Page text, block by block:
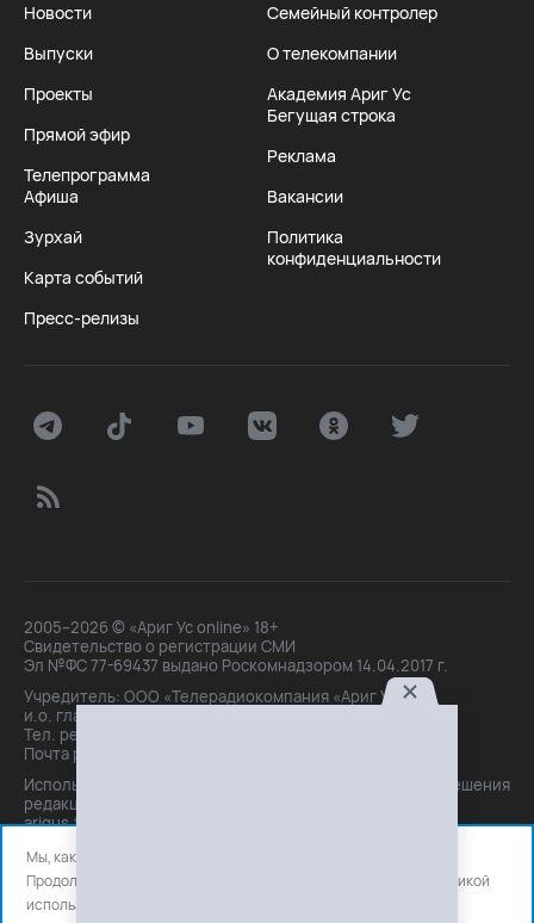
Новости
Выпуски
Проекты
Прямой эфир
Телепрограмма
Афиша
Зурхай
Карта событий
Пресс-релизы
Семейный контролер
О телекомпании
Академия Ариг Ус
Бегущая строка
Реклама
Вакансии
Политика
конфиденциальности
2005–2026 © «Ариг Ус online» 18+
Свидетельство о регистрации СМИ
Эл №ФС 77-69437 выдано Роскомнадзором 14.04.2017 г.
Учредитель: ООО «Телерадиокомпания «Ариг Ус»,
и.о. главного редактора: Маханова О.Б.
Тел. peдakции: +7(3012)21-30-14,
Почта peдakции: editor@arigus.tv
Использование материалов только с письменного разрешения
редакции. При цитировании прямая активная ссылка на
arigus.tv обязательна.
Мы, как и все используем файлы cookie и сервисы аналитики.
Продолжая использовать сайт, вы соглашаетесь с нашей
политикой
использования